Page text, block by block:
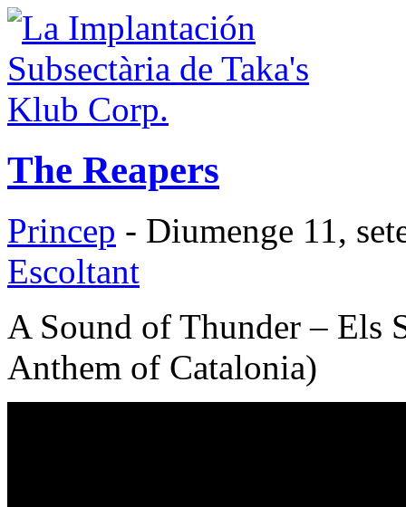
The Reapers
Princep - Diumenge 11,
Escoltant
A Sound of Thunder – Els
Anthem of Catalonia)